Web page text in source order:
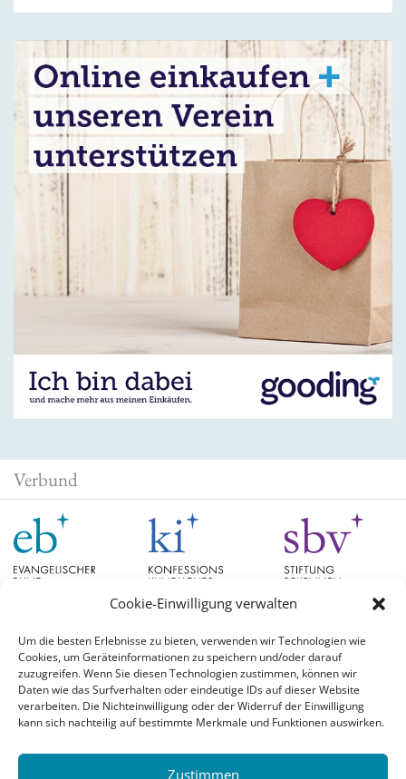
Cookie-Einwilligung verwalten
Um die besten Erlebnisse zu bieten, verwenden wir Technologien wie
Cookies, um Geräteinformationen zu speichern und/oder darauf
zuzugreifen. Wenn Sie diesen Technologien zustimmen, können wir
Daten wie das Surfverhalten oder eindeutige IDs auf dieser Website
verarbeiten. Die Nichteinwilligung oder der Widerruf der Einwilligung
kann sich nachteilig auf bestimmte Merkmale und Funktionen auswirken.
Zustimmen
Verbund
Schlagwörter
#aufgetischt Christian Schad Diskussion EB Bayern EB Hessen Evangelische